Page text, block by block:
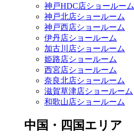
神戸HDC店ショールーム
神戸北店ショールーム
神戸西店ショールーム
伊丹店ショールーム
加古川店ショールーム
姫路店ショールーム
西宮店ショールーム
奈良北店ショールーム
滋賀草津店ショールーム
和歌山店ショールーム
中国・四国エリア